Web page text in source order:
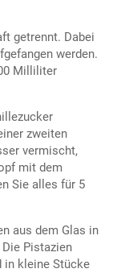
getrennt. Dabei
werden.
Milliliter
zweiten
vermischt,
mit dem
Sie alles für 5
aus dem Glas in
Pistazien
in kleine Stücke